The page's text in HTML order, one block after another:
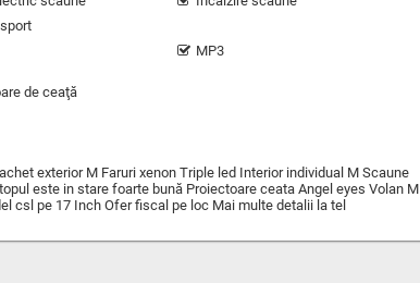
MP3
de ceaţă
exterior M Faruri xenon Triple led Interior individual M Scaune
este in stare foarte bună Proiectoare ceata Angel eyes Volan M
csl pe 17 Inch Ofer fiscal pe loc Mai multe detalii la tel